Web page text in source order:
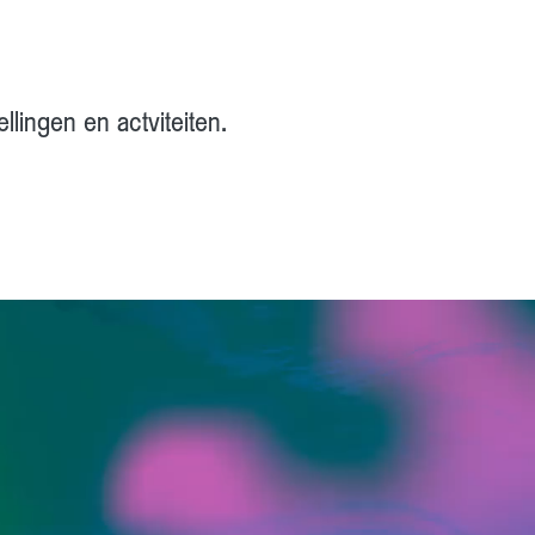
en actviteiten.